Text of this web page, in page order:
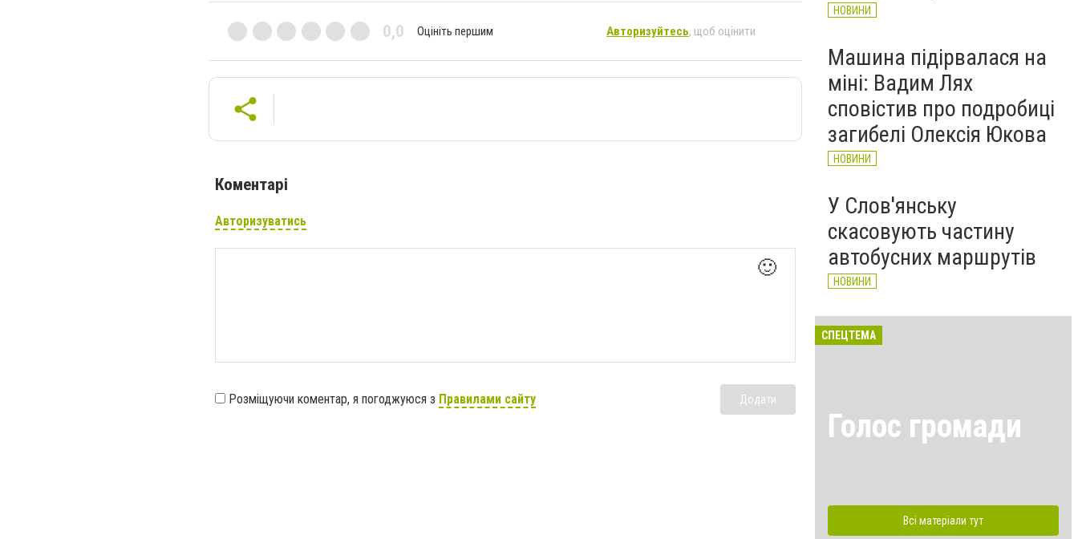
0,0 Оцініть першим Авторизуйтесь, щоб оцінити
Коментарі
Авторизуватись
🙂
Розміщуючи коментар, я погоджуюся з Правилами сайту Додати
НОВИНИ
Машина підірвалася на
міні: Вадим Лях
сповістив про подробиці
загибелі Олексія Юкова
НОВИНИ
У Слов'янську
скасовують частину
автобусних маршрутів
НОВИНИ
СПЕЦТЕМА
Голос громади
Всі матеріали тут